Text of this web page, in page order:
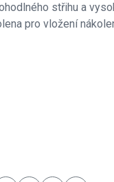
střihu a
pro vložení